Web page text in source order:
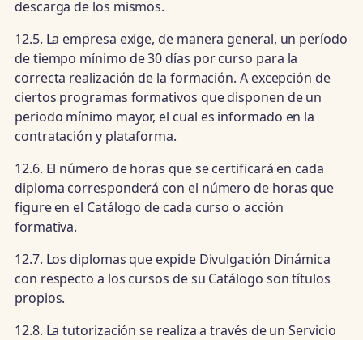
descarga de los mismos.
12.5. La empresa exige, de manera general, un período
de tiempo mínimo de 30 días por curso para la
correcta realización de la formación. A excepción de
ciertos programas formativos que disponen de un
periodo mínimo mayor, el cual es informado en la
contratación y plataforma.
12.6. El número de horas que se certificará en cada
diploma corresponderá con el número de horas que
figure en el Catálogo de cada curso o acción
formativa.
12.7. Los diplomas que expide Divulgación Dinámica
con respecto a los cursos de su Catálogo son títulos
propios.
12.8. La tutorización se realiza a través de un Servicio